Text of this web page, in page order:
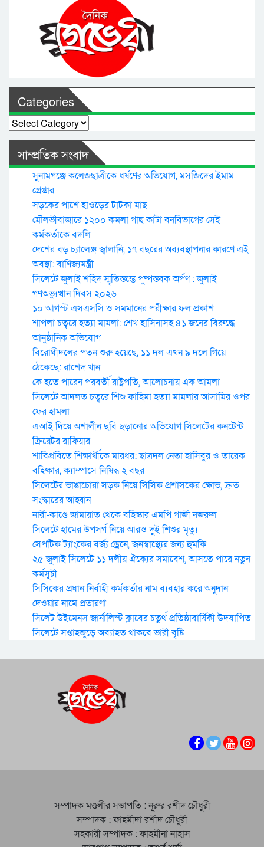
Categories
Categories
সাম্প্রতিক সংবাদ
সুনামগঞ্জে কলেজছাত্রীকে ধর্ষণের অভিযোগ, মসজিদের ইমাম
গ্রেপ্তার
সড়কের পাশে হাওড়ের টাটকা মাছ
মৌলভীবাজারে ১২০০ কমলা গাছ কাটা বনবিভাগের সেই
কর্মকর্তাকে বদলি
দেশের বড় চ্যালেঞ্জ জ্বালানি, ১৭ বছরের অব্যবস্থাপনার কারণে এই
অবস্থা: বাণিজ্যমন্ত্রী
সিলেটে জুলাই শহিদ স্মৃতিস্তম্ভে পুষ্পস্তবক অর্পণ : জুলাই
গণঅভ্যুত্থান দিবস ২০২৬
১০ আগস্ট এসএসসি ও সমমানের পরীক্ষার ফল প্রকাশ
শাপলা চত্বরে হত্যা মামলা: শেখ হাসিনাসহ ৪১ জনের বিরুদ্ধে
আনুষ্ঠানিক অভিযোগ
বিরোধীদলের পতন শুরু হয়েছে, ১১ দল এখন ৯ দলে গিয়ে
ঠেকেছে: রাশেদ খান
কে হতে পারেন পরবর্তী রাষ্ট্রপতি, আলোচনায় এক আমলা
সিলেটে আদলত চত্বরে শিশু ফাহিমা হত্যা মামলার আসামির ওপর
ফের হামলা
এআই দিয়ে অশালীন ছবি ছড়ানোর অভিযোগ সিলেটের কনটেন্ট
ক্রিয়েটর রাফিয়ার
শাবিপ্রবিতে শিক্ষার্থীকে মারধর: ছাত্রদল নেতা হাসিবুর ও তারেক
বহিষ্কার, ক্যাম্পাসে নিষিদ্ধ ২ বছর
সিলেটের ভাঙাচোরা সড়ক নিয়ে সিসিক প্রশাসকের ক্ষোভ, দ্রুত
সংস্কারের আহ্বান
নারী-কাণ্ডে জামায়াত থেকে বহিস্কার এমপি গাজী নজরুল
সিলেটে হামের উপসর্গ নিয়ে আরও দুই শিশুর মৃত্যু
সেপটিক ট্যাংকের বর্জ্য ড্রেনে, জনস্বাস্থ্যের জন্য হুমকি
২৫ জুলাই সিলেটে ১১ দলীয় ঐক্যের সমাবেশ, আসতে পারে নতুন
কর্মসুচী
সিসিকের প্রধান নির্বাহী কর্মকর্তার নাম ব্যবহার করে অনুদান
দেওয়ার নামে প্রতারণা
সিলেট উইমেনস জার্নালিস্ট ক্লাবের চতুর্থ প্রতিষ্ঠাবার্ষিকী উদযাপিত
সিলেটে সপ্তাহজুড়ে অব্যাহত থাকবে ভারী বৃষ্টি
সম্পাদক মণ্ডলীর সভাপতি : নূরুর রশীদ চৌধুরী
সম্পাদক : ফাহমীদা রশীদ চৌধুরী
সহকারী সম্পাদক : ফাহমীনা নাহাস